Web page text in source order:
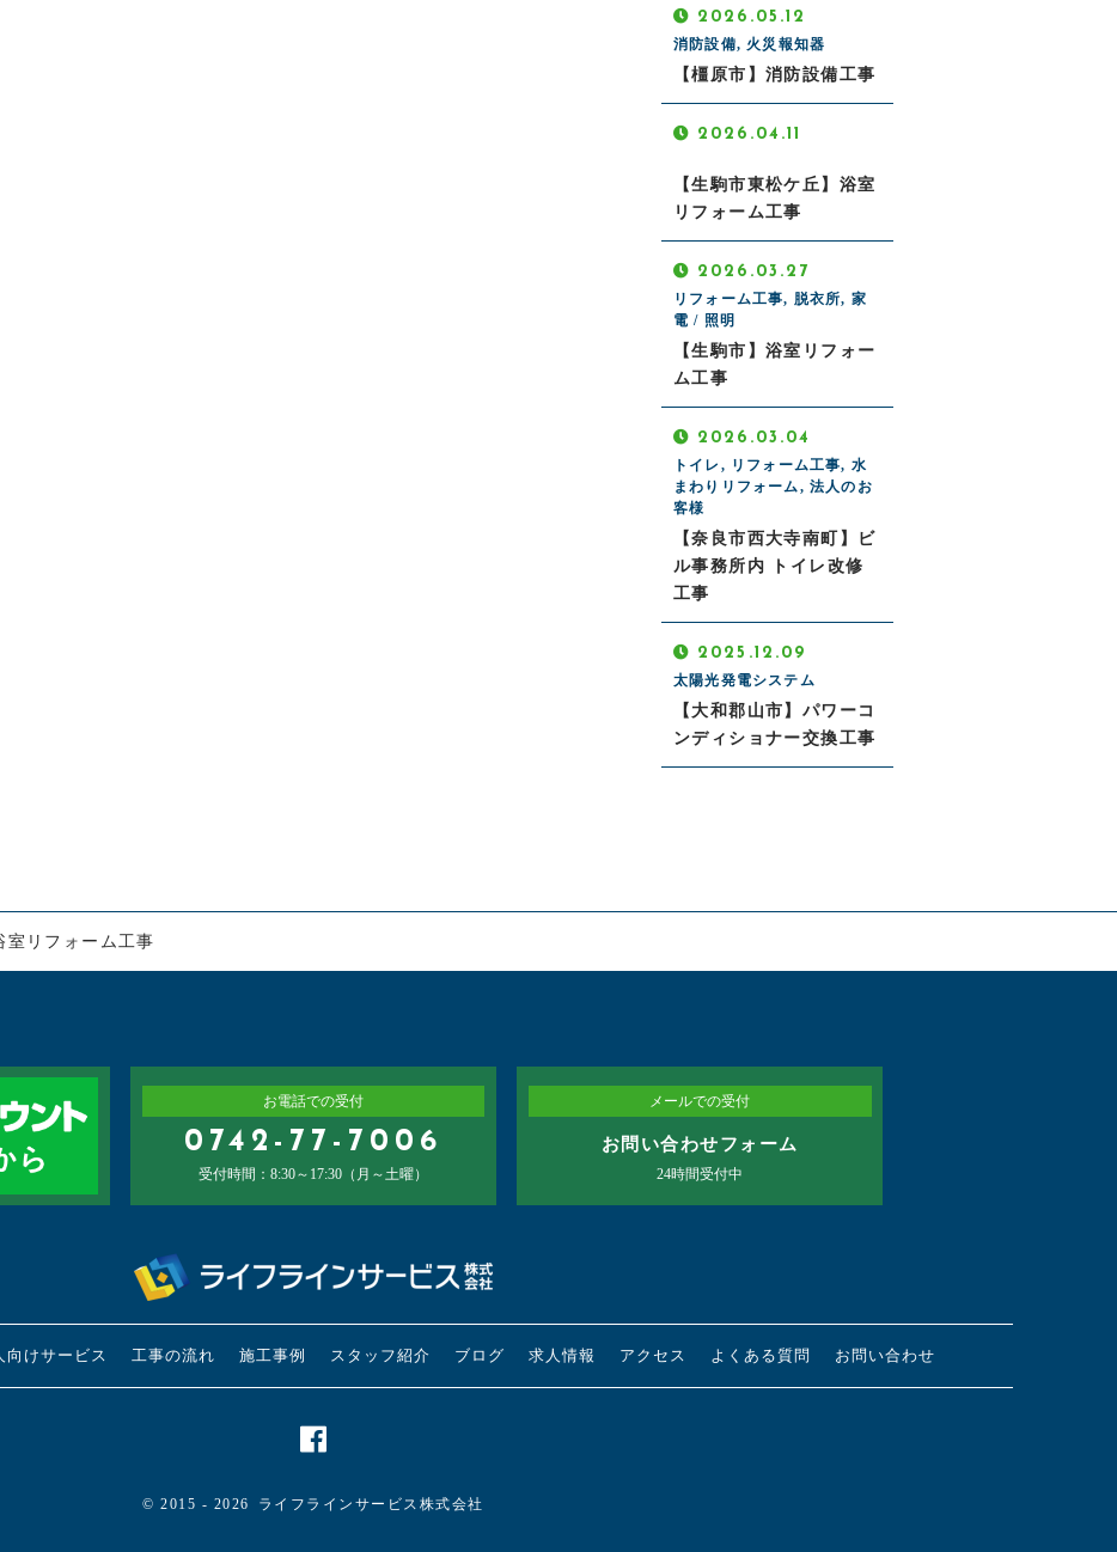
2026.05.12
消防設備, 火災報知器
【橿原市】消防設備工事
2026.04.11
【生駒市東松ケ丘】浴室
リフォーム工事
2026.03.27
リフォーム工事, 脱衣所, 家
電 / 照明
【生駒市】浴室リフォー
ム工事
2026.03.04
トイレ, リフォーム工事, 水
まわりリフォーム, 法人のお
客様
【奈良市西大寺南町】ビ
ル事務所内 トイレ改修
工事
2025.12.09
太陽光発電システム
【大和郡山市】パワーコ
ンディショナー交換工事
室リフォーム工事
お電話での受付
0742-77-7006
受付時間：8:30～17:30（月～土曜）
メールでの受付
お問い合わせフォーム
24時間受付中
向けサービス 工事の流れ 施工事例 スタッフ紹介 ブログ 求人情報 アクセス よくある質問 お問い合わせ
© 2015 - 2026 ライフラインサービス株式会社